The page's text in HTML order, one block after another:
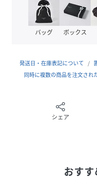
(
バッグ ボックス
発送日・在庫表記について
同時に複数の商品を注文され
シェア
おす